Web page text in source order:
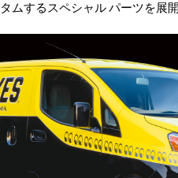
ムするスペシャル パーツを展開